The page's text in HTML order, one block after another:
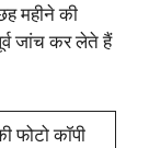
महीने की
जांच कर लेते हैं
फोटो कॉपी